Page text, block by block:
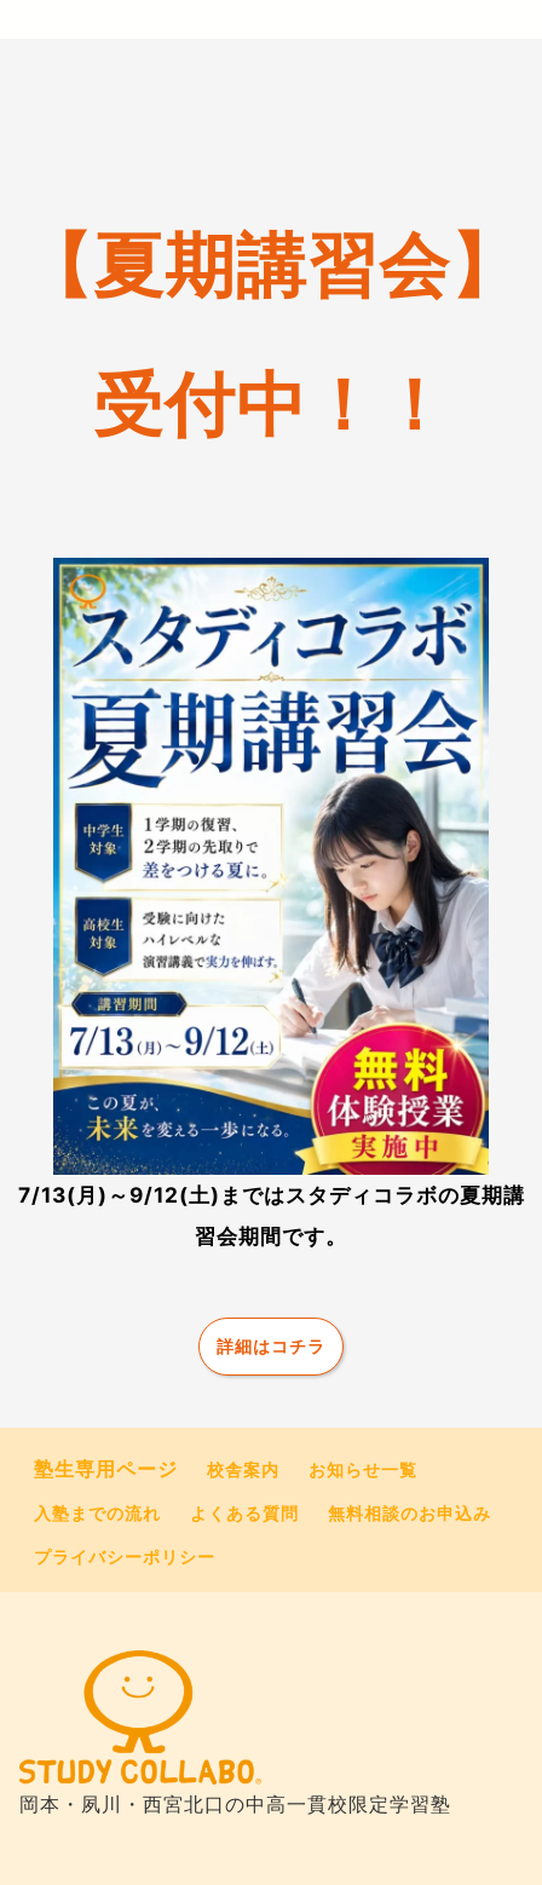
【夏期講習会】
受付中！！
7/13(月)～9/12(土)まではスタディコラボの夏期講
習会期間です。
詳細はコチラ
塾生専用ページ 校舎案内 お知らせ一覧
入塾までの流れ よくある質問 無料相談のお申込み
プライバシーポリシー
岡本・夙川・西宮北口の中高一貫校限定学習塾